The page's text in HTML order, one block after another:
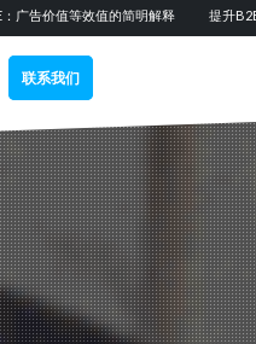
解释 提升B2B销售：潜在客户、领
联系我们